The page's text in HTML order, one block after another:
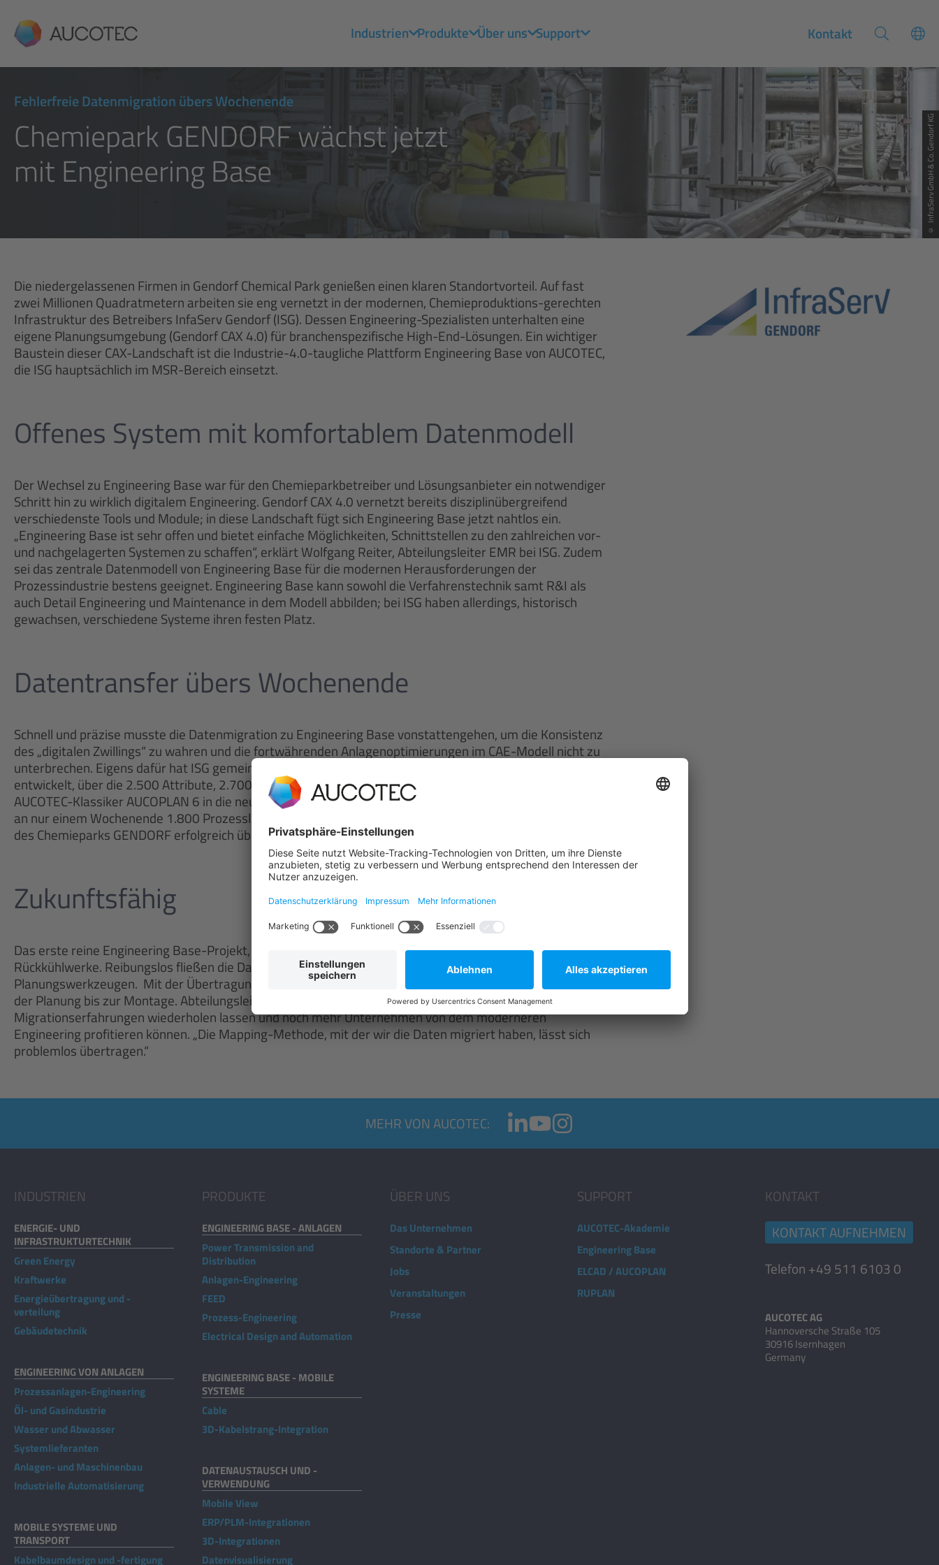
AUCOTEC Industrien Produkte Über uns Support Kontakt
© InfraServ GmbH & Co. Gendorf KG
Fehlerfreie Datenmigration übers Wochenende
Chemiepark GENDORF wächst jetzt
mit Engineering Base
Die niedergelassenen Firmen in Gendorf Chemical Park genießen einen klaren Standortvorteil. Auf fast
zwei Millionen Quadratmetern arbeiten sie eng vernetzt in der modernen, Chemieproduktions-gerechten
Infrastruktur des Betreibers InfaServ Gendorf (ISG). Dessen Engineering-Spezialisten unterhalten eine
eigene Planungsumgebung (Gendorf CAX 4.0) für branchenspezifische High-End-Lösungen. Ein wichtiger
Baustein dieser CAX-Landschaft ist die Industrie-4.0-taugliche Plattform Engineering Base von AUCOTEC,
die ISG hauptsächlich im MSR-Bereich einsetzt.
Offenes System mit komfortablem Datenmodell
Der Wechsel zu Engineering Base war für den Chemieparkbetreiber und Lösungsanbieter ein notwendiger
Schritt hin zu wirklich digitalem Engineering. Gendorf CAX 4.0 vernetzt bereits disziplinübergreifend
verschiedenste Tools und Module; in diese Landschaft fügt sich Engineering Base jetzt nahtlos ein.
„Engineering Base ist sehr offen und bietet einfache Möglichkeiten, Schnittstellen zu den zahlreichen vor-
und nachgelagerten Systemen zu schaffen“, erklärt Wolfgang Reiter, Abteilungsleiter EMR bei ISG. Zudem
sei das zentrale Datenmodell von Engineering Base für die modernen Herausforderungen der
Prozessindustrie bestens geeignet. Engineering Base kann sowohl die Verfahrenstechnik samt R&I als
auch Detail Engineering und Maintenance in dem Modell abbilden; bei ISG haben allerdings, historisch
gewachsen, verschiedene Systeme ihren festen Platz.
Datentransfer übers Wochenende
Schnell und präzise musste die Datenmigration zu Engineering Base vonstattengehen, um die Konsistenz
des „digitalen Zwillings“ zu wahren und die fortwährenden Anlagenoptimierungen im CAE-Modell nicht zu
unterbrechen. Eigens dafür hat ISG gemeinsam mit AUCOTEC eine performante Migrationsschnittstelle
entwickelt, über die 2.500 Attribute, 2.700 Gerätetypen und 250 Symbole vom Vorgängersystem, dem
AUCOTEC-Klassiker AUCOPLAN 6 in die neue Umgebung überführt wurden. Damit hat Engineering Base
an nur einem Wochenende 1.800 Prozessleitstellen und insgesamt 6.700 Pläne verschiedenster Anlagen
des Chemieparks GENDORF erfolgreich übernommen.
Zukunftsfähig
Das erste reine Engineering Base-Projekt, das die migrierten Daten schon nutzt, ist eine Erweiterung der
Rückkühlwerke. Reibungslos fließen die Daten zwischen Engineering Base und den verfahrenstechnischen
Planungswerkzeugen. Mit der Übertragung der 3D-Daten existiert ein durchgängiger digitaler Fluss von
der Planung bis zur Montage. Abteilungsleiter Reiter ist überzeugt, dass sich die guten
Migrationserfahrungen wiederholen lassen und noch mehr Unternehmen von dem moderneren
Engineering profitieren können. „Die Mapping-Methode, mit der wir die Daten migriert haben, lässt sich
problemlos übertragen.“
MEHR VON AUCOTEC:
INDUSTRIEN
ENERGIE- UND
INFRASTRUKTURTECHNIK
Green Energy
Kraftwerke
Energieübertragung und -
verteilung
Gebäudetechnik
ENGINEERING VON ANLAGEN
Prozessanlagen-Engineering
Öl- und Gasindustrie
Wasser und Abwasser
Systemlieferanten
Anlagen- und Maschinenbau
Industrielle Automatisierung
MOBILE SYSTEME UND
TRANSPORT
Kabelbaumdesign und -fertigung
PRODUKTE
ENGINEERING BASE - ANLAGEN
Power Transmission and
Distribution
Anlagen-Engineering
FEED
Prozess-Engineering
Electrical Design and Automation
ENGINEERING BASE - MOBILE
SYSTEME
Cable
3D-Kabelstrang-Integration
DATENAUSTAUSCH UND -
VERWENDUNG
Mobile View
ERP/PLM-Integrationen
3D-Integrationen
Datenvisualisierung
ÜBER UNS
Das Unternehmen
Standorte & Partner
Jobs
Veranstaltungen
Presse
SUPPORT
AUCOTEC-Akademie
Engineering Base
ELCAD / AUCOPLAN
RUPLAN
KONTAKT
KONTAKT AUFNEHMEN
Telefon +49 511 6103 0
AUCOTEC AG
Hannoversche Straße 105
30916 Isernhagen
Germany